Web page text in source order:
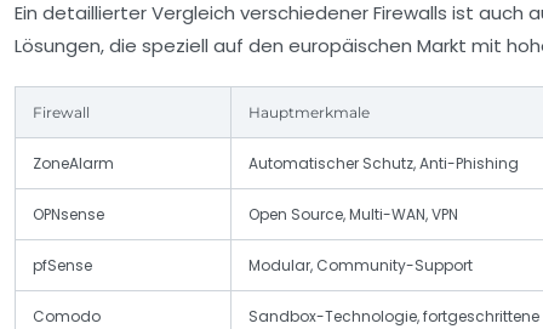
Ein detaillierter Vergleich verschiedener Firewalls ist auch
Lösungen, die speziell auf den europäischen Markt mit
Firewall Hauptmerkmale
ZoneAlarm Automatischer Schutz, Anti-Phishing
OPNsense Open Source, Multi-WAN, VPN
pfSense Modular, Community-Support
Comodo Sandbox-Technologie, fortgeschrittene